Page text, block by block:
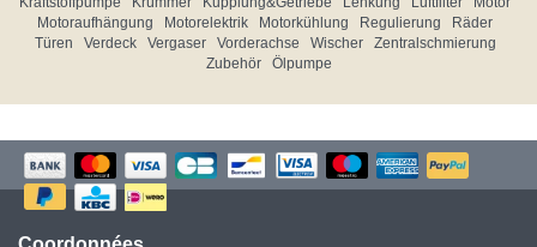
Motoraufhängung
Motorelektrik Motorkühlung Regulierung
Räder
Türen
Verdeck Vergaser Vorderachse Wischer
Zentralschmierung
Zubehör
Ölpumpe